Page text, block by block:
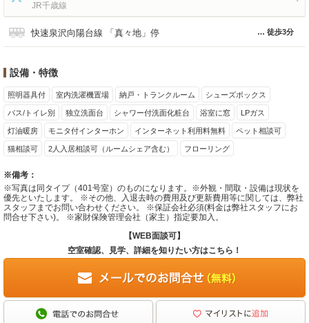
JR千歳線
快速泉沢向陽台線 「真々地」停 徒歩3分
設備・特徴
照明器具付 室内洗濯機置場 納戸・トランクルーム シューズボックス
バス/トイレ別 独立洗面台 シャワー付洗面化粧台 浴室に窓 LPガス
灯油暖房 モニタ付インターホン インターネット利用料無料 ペット相談可
猫相談可 2人入居相談可（ルームシェア含む） フローリング
※備考：
※写真は同タイプ（401号室）のものになります。※外観・間取・設備は現状を
優先といたします。 ※その他、入退去時の費用及び更新費用等に関しては、弊社
スタッフまでお問い合わせください。 ※保証会社必須(料金は弊社スタッフにお
問合せ下さい)。 ※家財保険管理会社（家主）指定要加入。
【WEB面談可】
空室確認、見学、詳細を知りたい方はこちら！